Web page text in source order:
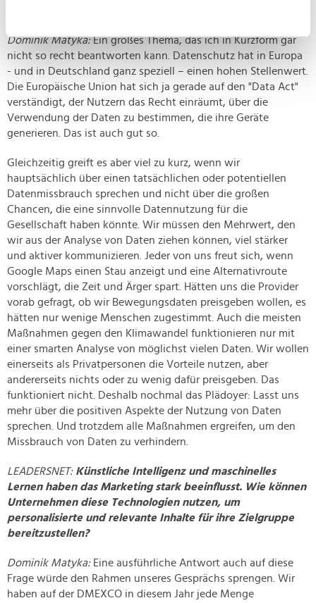
bestimmten Merkmalen (Fingerprinting) identifizieren
Erfahren Sie mehr darüber, wie Ihre persönlichen Daten
verarbeitet werden, und legen Sie Ihre Präferenzen im
Abschnitt Einzelheitenfest.
Wir verwenden Cookies, um Inhalte und Anzeigen zu
zu können und die Zugriffe auf unsere Website zu
analysieren. Außerdem geben wir Informationen zu Ihrer
Verwendung unserer Website an unsere Partner für
soziale Medien, Werbung und Analysen weiter. Unsere
Partner führen diese Informationen möglicherweise mit
weiteren Daten zusammen, die Sie ihnen bereitgestellt
haben oder die sie im Rahmen Ihrer Nutzung der Dienste
gesammelt haben.
Dominik Matyka:Ein großes Thema, das ich in Kurzform gar
nicht so recht beantworten kann. Datenschutz hat in Europa
- und in Deutschland ganz speziell – einen hohen Stellenwert.
Die Europäische Union hat sich ja gerade auf den "Data Act"
verständigt, der Nutzern das Recht einräumt, über die
Verwendung der Daten zu bestimmen, die ihre Geräte
generieren. Das ist auch gut so.
Gleichzeitig greift es aber viel zu kurz, wenn wir
hauptsächlich über einen tatsächlichen oder potentiellen
Datenmissbrauch sprechen und nicht über die großen
Chancen, die eine sinnvolle Datennutzung für die
Gesellschaft haben könnte. Wir müssen den Mehrwert, den
wir aus der Analyse von Daten ziehen können, viel stärker
und aktiver kommunizieren. Jeder von uns freut sich, wenn
Google Maps einen Stau anzeigt und eine Alternativroute
vorschlägt, die Zeit und Ärger spart. Hätten uns die Provider
vorab gefragt, ob wir Bewegungsdaten preisgeben wollen, es
hätten nur wenige Menschen zugestimmt. Auch die meisten
Maßnahmen gegen den Klimawandel funktionieren nur mit
einer smarten Analyse von möglichst vielen Daten. Wir wollen
einerseits als Privatpersonen die Vorteile nutzen, aber
andererseits nichts oder zu wenig dafür preisgeben. Das
funktioniert nicht. Deshalb nochmal das Plädoyer: Lasst uns
mehr über die positiven Aspekte der Nutzung von Daten
sprechen. Und trotzdem alle Maßnahmen ergreifen, um den
Missbrauch von Daten zu verhindern.
LEADERSNET: Künstliche Intelligenz und maschinelles
Lernen haben das Marketing stark beeinflusst. Wie können
Unternehmen diese Technologien nutzen, um
personalisierte und relevante Inhalte für ihre Zielgruppe
bereitzustellen?
Dominik Matyka: Eine ausführliche Antwort auch auf diese
Frage würde den Rahmen unseres Gesprächs sprengen. Wir
haben auf der DMEXCO in diesem Jahr jede Menge